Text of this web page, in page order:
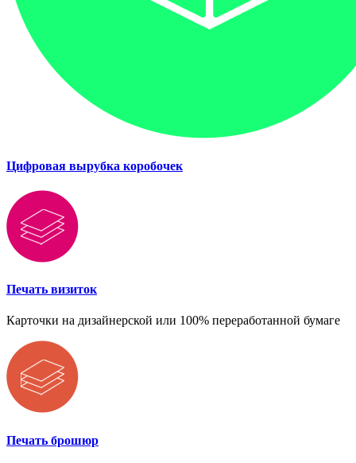
Цифровая вырубка коробочек
Печать визиток
Карточки на дизайнерской или 100% переработанной бумаге
Печать брошюр